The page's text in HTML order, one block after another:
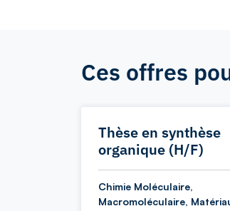
Ces offres
Thèse en synthèse
organique (H/F)
Chimie Moléculaire,
Macromoléculaire,